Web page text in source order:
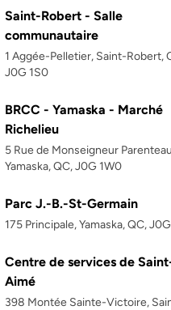
Saint-Robert - Salle
communautaire
1 Aggée-Pelletier, Saint-Robert,
J0G 1S0
BRCC - Yamaska - Marché
Richelieu
5 Rue de Monseigneur
Yamaska, QC, J0G 1W0
Parc J.-B.-St-Germain
175 Principale, Yamaska, QC,
Centre de services de
Aimé
398 Montée Sainte-Victoire,